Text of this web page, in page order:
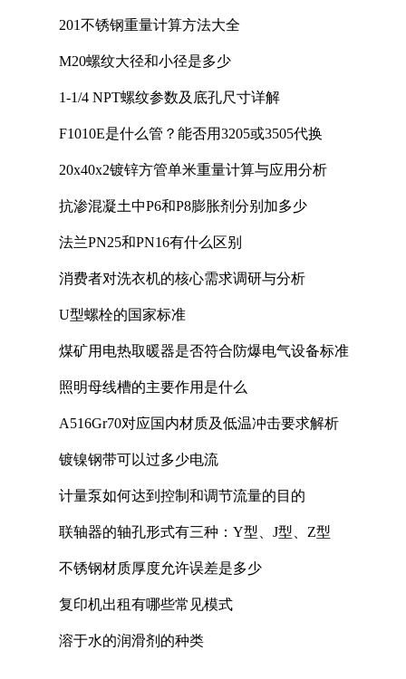
201不锈钢重量计算方法大全
M20螺纹大径和小径是多少
1-1/4 NPT螺纹参数及底孔尺寸详解
F1010E是什么管？能否用3205或3505代换
20x40x2镀锌方管单米重量计算与应用分析
抗渗混凝土中P6和P8膨胀剂分别加多少
法兰PN25和PN16有什么区别
消费者对洗衣机的核心需求调研与分析
U型螺栓的国家标准
煤矿用电热取暖器是否符合防爆电气设备标准
照明母线槽的主要作用是什么
A516Gr70对应国内材质及低温冲击要求解析
镀镍钢带可以过多少电流
计量泵如何达到控制和调节流量的目的
联轴器的轴孔形式有三种：Y型、J型、Z型
不锈钢材质厚度允许误差是多少
复印机出租有哪些常见模式
溶于水的润滑剂的种类